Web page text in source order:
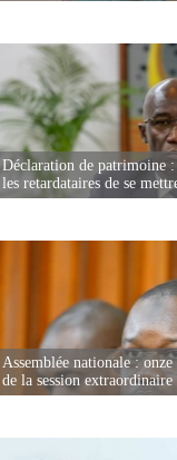
Déclaration de patrimoine :
les retardataires de se
Assemblée nationale :
de la session extraordinaire